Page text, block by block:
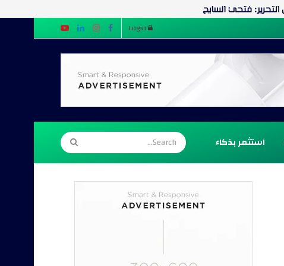
استثمر بذكاء